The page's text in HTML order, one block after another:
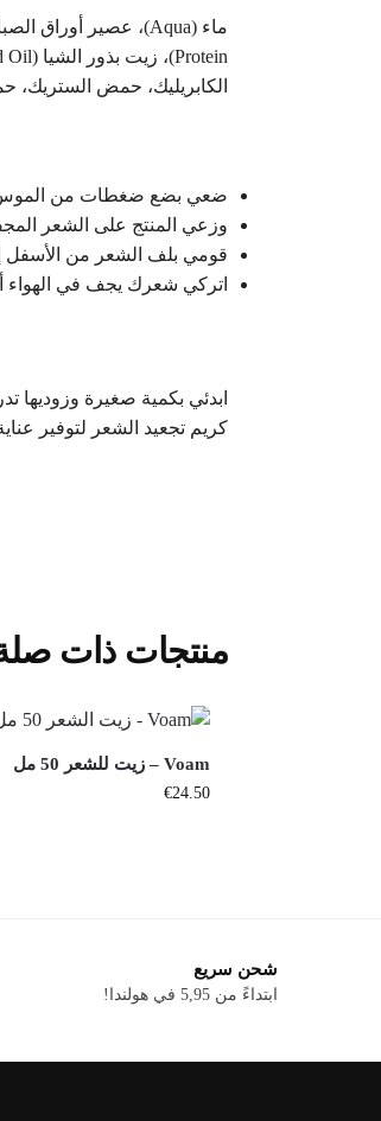
الكابريليك، حمض الستريك،
ضعي بضع ضغطات من
وزعي المنتج على الشعر
قومي بلف الشعر من الأسفل
اتركي شعرك يجف في الهواء
ابدئي بكمية صغيرة وزوديها
كريم تجعيد الشعر لتوفير
منتجات ذات
Voam – زيت للشعر 50 مل
€24.50
شحن سريع
ابتداءً من 5,95 في هولندا!